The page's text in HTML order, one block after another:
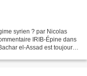
syrien ? par Nicolas
IRIB-Épine dans
el-Assad est toujours